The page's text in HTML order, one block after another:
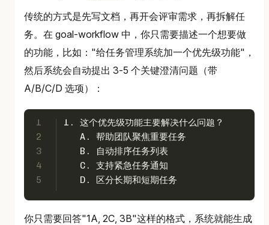
传统的方式是先写文档，再开会评审需求，再拆解任
务。在 goal-workflow 中，你只需要描述一个想要做
的功能，比如："给任务管理系统加一个优先级功能"，
然后系统会自动提出 3-5 个关键澄清问题（带
A/B/C/D 选项）：
1
2
3
4
5
1. 这个优先级功能主要解决什么问题？
   A. 帮助团队聚焦重要任务
   B. 自动排序任务列表
   C. 支持紧急任务通知
   D. 区分长期和短期任务
你只需要回答"1A, 2C, 3B"这样的格式，系统就能生成